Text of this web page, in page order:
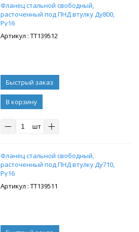
Фланец стальной свободный,
расточенный под ПНД втулку Ду800,
Ру16
: ТТ139512
В корзину
шт
Фланец стальной свободный,
расточенный под ПНД втулку Ду710,
Ру16
: ТТ139511